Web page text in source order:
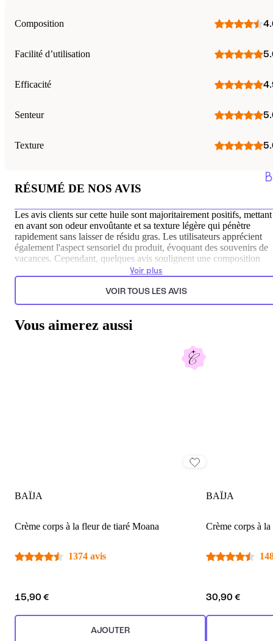
Composition
Facilité d’utilisation
Efficacité
Senteur
Texture
RÉSUMÉ DE NOS AVIS
Les avis clients sur cette huile sont majoritairement positifs, mettant
en avant son odeur envoûtante et sa texture légère qui pénètre
rapidement sans laisser de résidu gras. Les utilisateurs apprécient
également l'aspect sensoriel du produit, évoquant des souvenirs de
vacances. Cependant, quelques avis soulignent une composition
jugée insatisfaisante et une contenance jugée petite selon certaines
perceptions personnelles.
Voir plus
VOIR TOUS LES AVIS
Vous aimerez aussi
BAÏJA
Crème corps à la fleur de tiaré Moana
1374 avis
15,90 €
AJOUTER
BAÏJA
Crème corps à
30,90 €